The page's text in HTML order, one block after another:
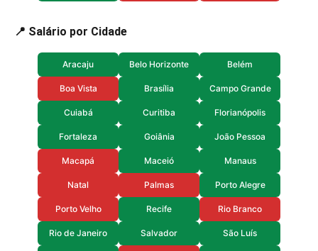
📍 Salário por Cidade
Aracaju Belo Horizonte Belém
Boa Vista Brasília Campo Grande
Cuiabá Curitiba Florianópolis
Fortaleza Goiânia João Pessoa
Macapá Maceió Manaus
Natal Palmas Porto Alegre
Porto Velho Recife Rio Branco
Rio de Janeiro Salvador São Luís